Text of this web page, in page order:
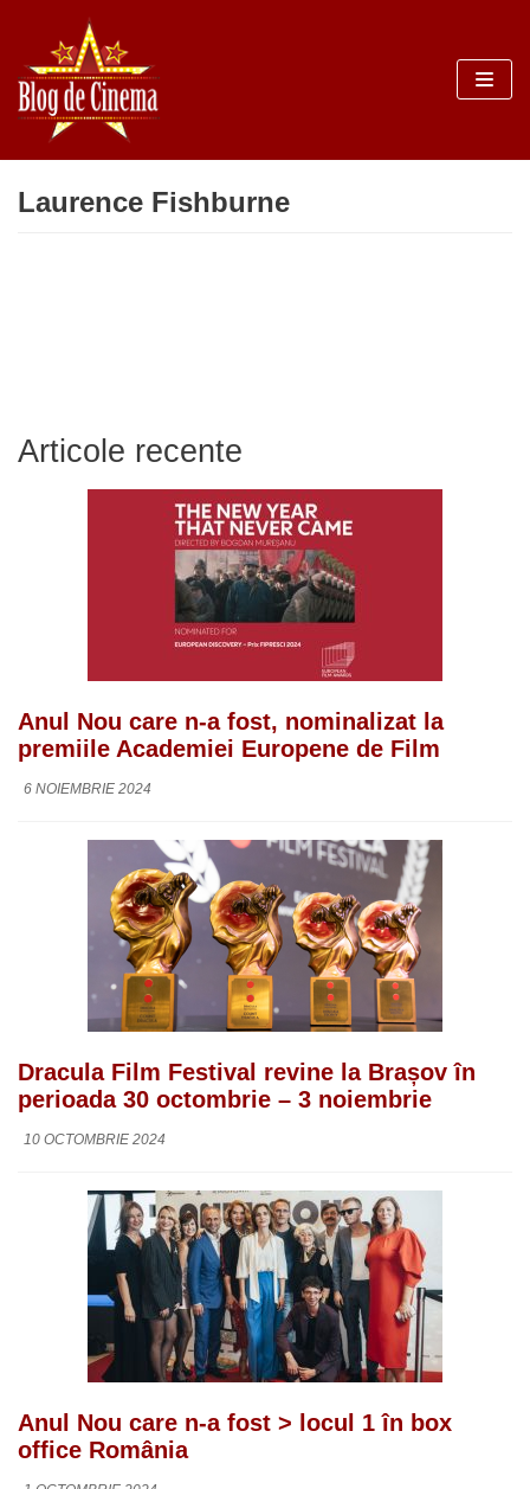
Sari
la
conținut
Laurence Fishburne
Articole recente
Anul Nou care n-a fost, nominalizat la
premiile Academiei Europene de Film
6 NOIEMBRIE 2024
Dracula Film Festival revine la Brașov în
perioada 30 octombrie – 3 noiembrie
10 OCTOMBRIE 2024
Anul Nou care n-a fost > locul 1 în box
office România